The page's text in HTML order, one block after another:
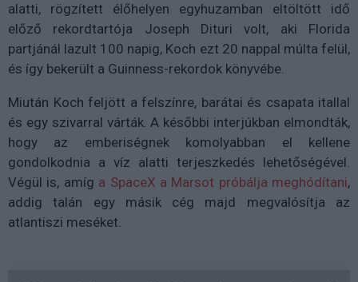
alatti, rögzített élőhelyen egyhuzamban eltöltött idő
előző rekordtartója Joseph Dituri volt, aki Florida
partjánál lazult 100 napig, Koch ezt 20 nappal múlta felül,
és így bekerült a Guinness-rekordok könyvébe.
Miután Koch feljött a felszínre, barátai és csapata itallal
és egy szivarral várták. A későbbi interjúkban elmondták,
hogy az emberiségnek komolyabban el kellene
gondolkodnia a víz alatti terjeszkedés lehetőségével.
Végül is, amíg a SpaceX a Marsot próbálja meghódítani,
addig talán egy másik cég majd megvalósítja az
atlantiszi meséket.